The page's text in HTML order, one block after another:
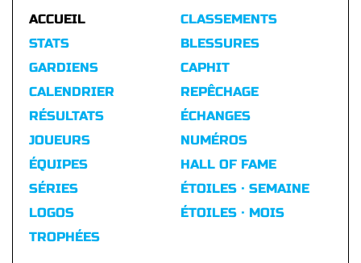
ACCUEIL
STATS
GARDIENS
CALENDRIER
RÉSULTATS
CLASSEMENTS
BLESSURES
CAPHIT
REPÊCHAGE
ÉCHANGES
JOUEURS
ÉQUIPES
SÉRIES
LOGOS
TROPHÉES
NUMÉROS
HALL OF FAME
ÉTOILES · SEMAINE
ÉTOILES · MOIS